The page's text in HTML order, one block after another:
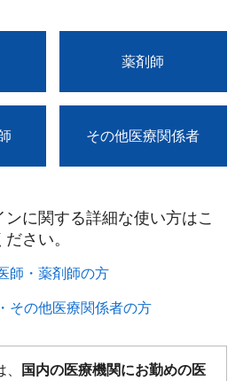
薬剤師
その他医療関係者
に関する詳細な使い方はこ
さい。​
師・薬剤師の方​
その他医療関係者の方​
国内の医療機関にお勤めの医